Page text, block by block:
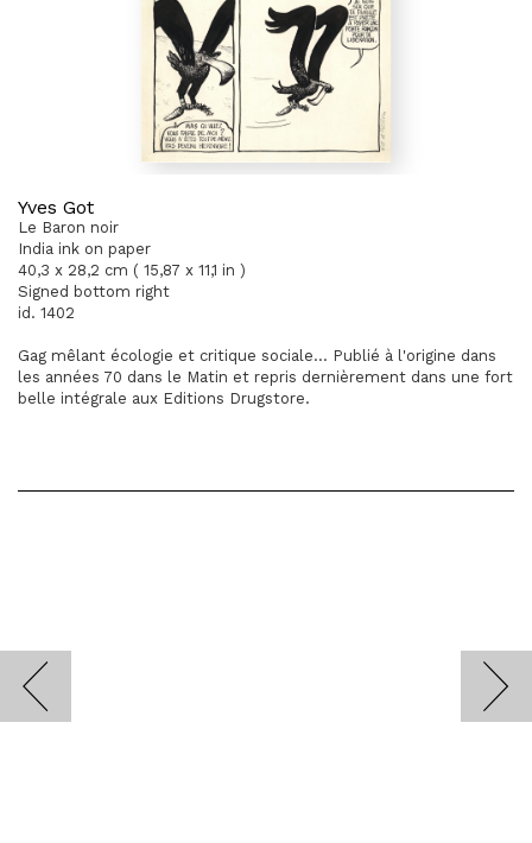
Yves Got
Le Baron noir
India ink on paper
40,3 x 28,2 cm ( 15,87 x 11,1 in )
Signed bottom right
id. 1402
Gag mêlant écologie et critique sociale... Publié à l'origine dans
les années 70 dans le Matin et repris dernièrement dans une fort
belle intégrale aux Editions Drugstore.